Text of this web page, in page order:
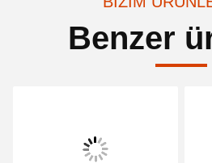
Benzer